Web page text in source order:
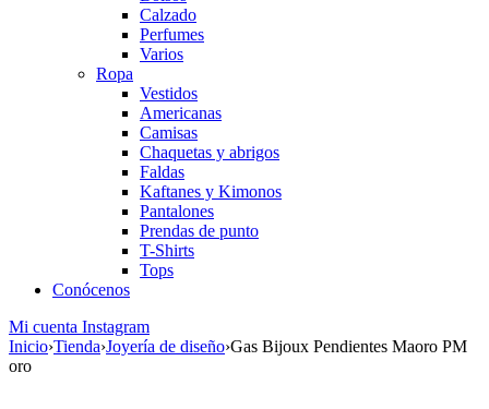
Calzado
Perfumes
Varios
Ropa
Vestidos
Americanas
Camisas
Chaquetas y abrigos
Faldas
Kaftanes y Kimonos
Pantalones
Prendas de punto
T-Shirts
Tops
Conócenos
Mi cuenta Instagram
Inicio›Tienda›Joyería de diseño›Gas Bijoux Pendientes Maoro PM
oro